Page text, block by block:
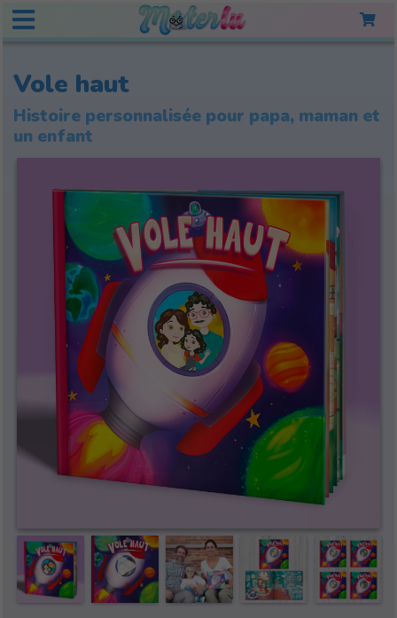
Vole haut
Histoire personnalisée pour papa, maman et
un enfant